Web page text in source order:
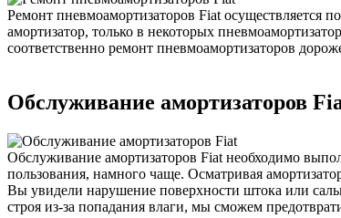
Ремонт пневмоамортизаторов Fiat осуществляется
амортизатор, только в некоторых
соответственно ремонт пневмоамортизаторов
Обслуживание амортизаторов
Обслуживание амортизаторов Fiat необходимо
пользования, намного чаще. Осматривая
Вы увидели нарушение поверхности штока или
строя из-за попадания влаги, мы сможем